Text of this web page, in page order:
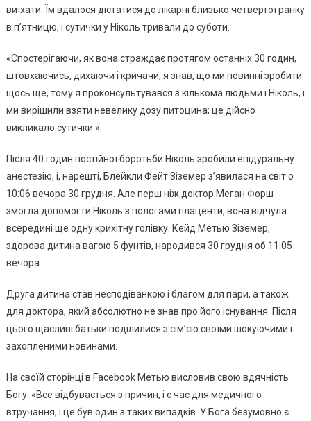
виїхати. Їм вдалося дістатися до лікарні близько четвертої ранку
в п’ятницю, і сутички у Ніколь тривали до суботи.
«Спостерігаючи, як вона страждає протягом останніх 30 годин,
штовхаючись, дихаючи і кричачи, я знав, що ми повинні зробити
щось ще, тому я проконсультувався з кількома людьми і Ніколь, і
ми вирішили взяти невелику дозу питоцина; це дійсно
викликало сутички ».
Після 40 годин постійної боротьби Ніколь зробили епідуральну
анестезію, і, нарешті, Блейкли Фейт Зіземер з’явилася на світ о
10:06 вечора 30 грудня. Але перш ніж доктор Меган Форш
змогла допомогти Ніколь з пологами плаценти, вона відчула
всередині ще одну крихітну голівку. Кейд Метью Зіземер,
здорова дитина вагою 5 фунтів, народився 30 грудня об 11:05
вечора.
Друга дитина став несподіванкою і благом для пари, а також
для доктора, який абсолютно не знав про його існування. Після
цього щасливі батьки поділилися з сім’єю своїми шокуючими і
захопленими новинами.
На своїй сторінці в Facebook Метью висловив свою вдячність
Богу: «Все відбувається з причин, і є час для медичного
втручання, і це був один з таких випадків. У Бога безумовно є